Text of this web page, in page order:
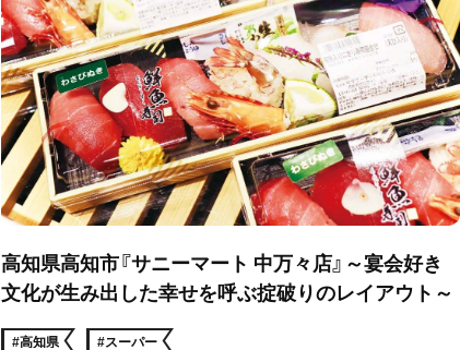
高知県高知市『サニーマート 中万々店』～宴会好き
文化が生み出した幸せを呼ぶ掟破りのレイアウト～
#高知県 #スーパー